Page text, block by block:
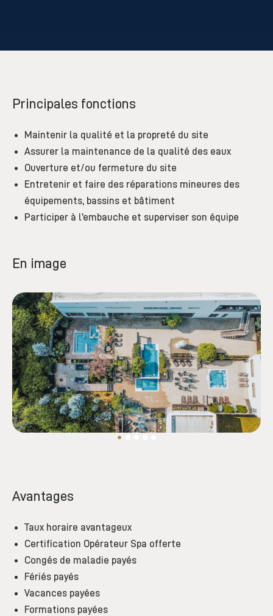
Principales fonctions
Maintenir la qualité et la propreté du site
Assurer la maintenance de la qualité des eaux
Ouverture et/ou fermeture du site
Entretenir et faire des réparations mineures des
équipements, bassins et bâtiment
Participer à l’embauche et superviser son équipe
En image
Avantages
Taux horaire avantageux
Certification Opérateur Spa offerte
Congés de maladie payés
Fériés payés
Vacances payées
Formations payées